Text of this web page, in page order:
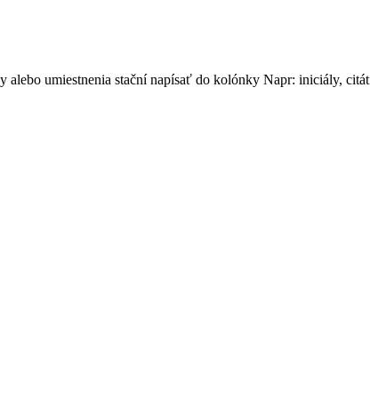
umiestnenia stační napísať do kolónky Napr: iniciály, citát